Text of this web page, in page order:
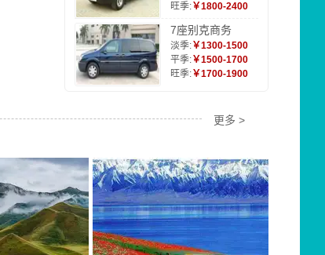
旺季:￥1800-2400
7座别克商务
淡季:￥1300-1500
平季:￥1500-1700
旺季:￥1700-1900
更多 >